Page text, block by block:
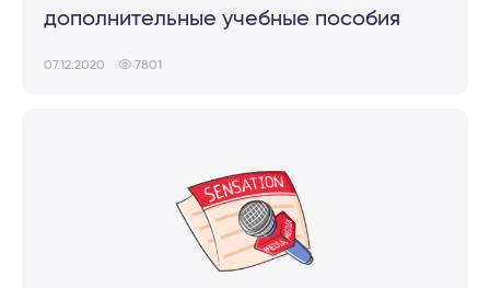
дополнительные учебные пособия
07.12.2020 7801